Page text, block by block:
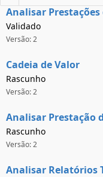
Analisar Prestações
Validado
Versão: 2
Cadeia de Valor
Rascunho
Versão: 2
Analisar Prestação
Rascunho
Versão: 2
Analisar Relatórios